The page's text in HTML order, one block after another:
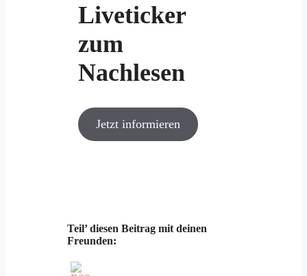
Liveticker
zum
Nachlesen
Jetzt informieren
Teil’ diesen Beitrag mit deinen
Freunden: